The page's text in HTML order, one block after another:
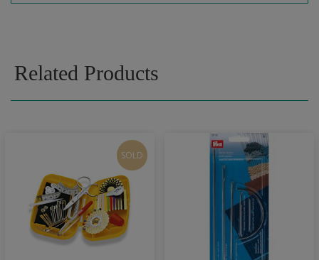
Related Products
SOLD